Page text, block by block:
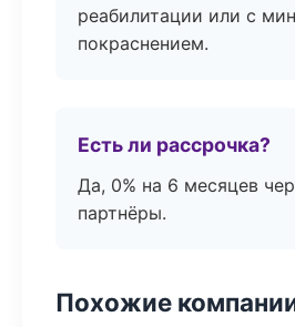
реабилитации или с
покраснением.
Есть ли рассрочка?
Да, 0% на 6 месяцев
партнёры.
Похожие